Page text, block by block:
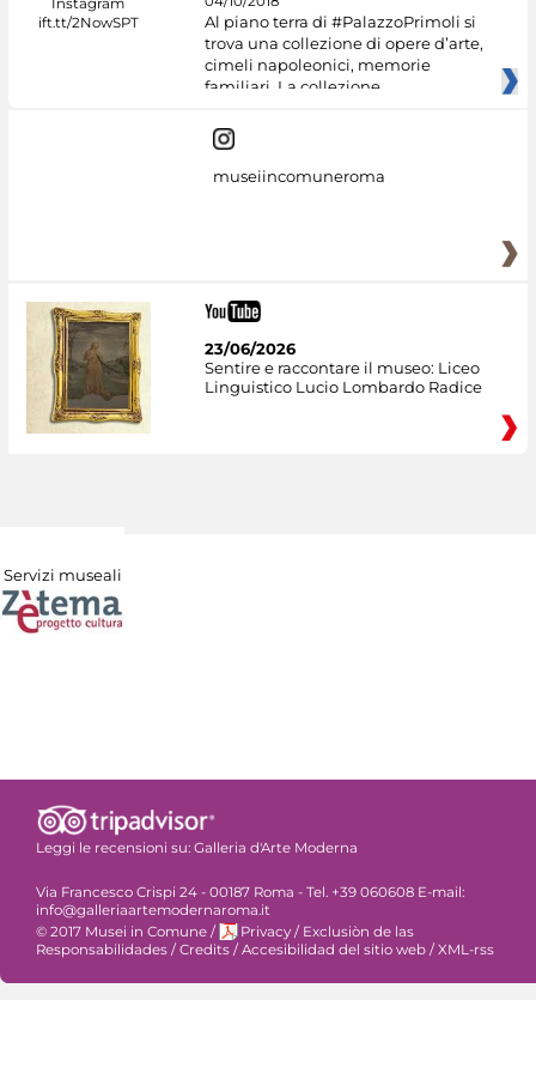
Al piano terra di #PalazzoPrimoli si
trova una collezione di opere d’arte,
cimeli napoleonici, memorie
familiari. La collezione
museiincomuneroma
23/06/2026
Sentire e raccontare il museo: Liceo
Linguistico Lucio Lombardo Radice
Servizi museali
Leggi le recensioni su: Galleria d'Arte Moderna
Via Francesco Crispi 24 - 00187 Roma - Tel. +39 060608 E-mail:
info@galleriaartemodernaroma.it
© 2017 Musei in Comune / Privacy / Exclusiòn de las
Responsabilidades / Credits / Accesibilidad del sitio web / XML-rss